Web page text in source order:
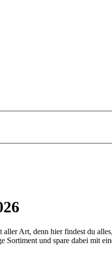
Art, denn hier findest du
Sortiment und spare dabei mit